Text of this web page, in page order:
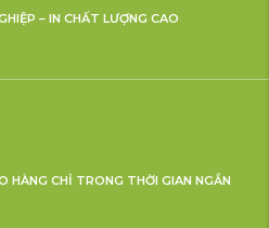
– IN CHẤT LƯỢNG CAO
HÀNG CHỈ TRONG THỜI GIAN NGẮN